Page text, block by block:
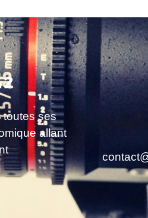
toutes ses
allant